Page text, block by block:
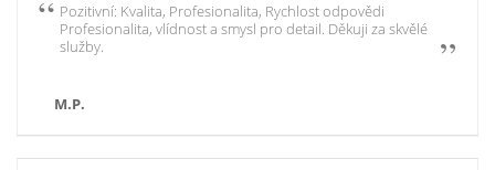
Pozitivní: Kvalita, Profesionalita, Rychlost odpovědi
Profesionalita, vlídnost a smysl pro detail. Děkuji za skvělé
služby.
M.P.